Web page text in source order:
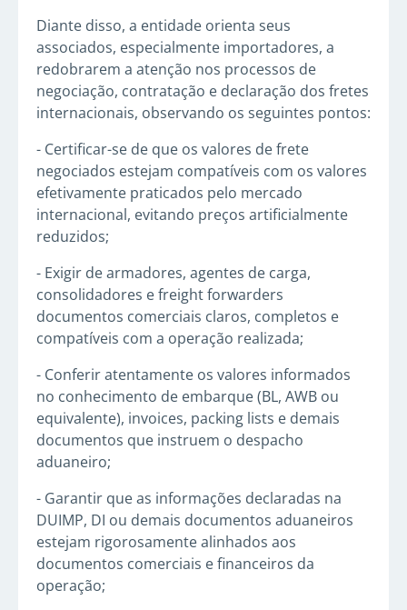
Diante disso, a entidade orienta seus
associados, especialmente importadores, a
redobrarem a atenção nos processos de
negociação, contratação e declaração dos fretes
internacionais, observando os seguintes pontos:
- Certificar-se de que os valores de frete
negociados estejam compatíveis com os valores
efetivamente praticados pelo mercado
internacional, evitando preços artificialmente
reduzidos;
- Exigir de armadores, agentes de carga,
consolidadores e freight forwarders
documentos comerciais claros, completos e
compatíveis com a operação realizada;
- Conferir atentamente os valores informados
no conhecimento de embarque (BL, AWB ou
equivalente), invoices, packing lists e demais
documentos que instruem o despacho
aduaneiro;
- Garantir que as informações declaradas na
DUIMP, DI ou demais documentos aduaneiros
estejam rigorosamente alinhados aos
documentos comerciais e financeiros da
operação;